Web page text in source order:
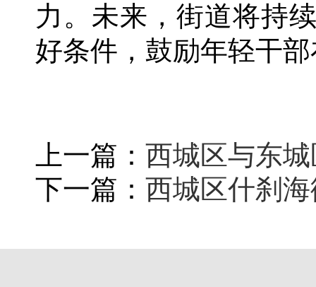
力。未来，街道将持
好条件，鼓励年轻干
上一篇： 西城区与东
下一篇： 西城区什刹